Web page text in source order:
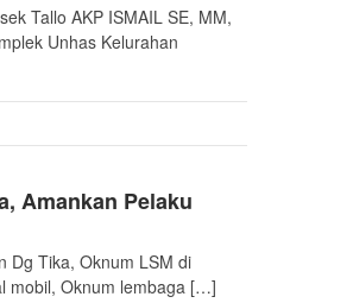
Tallo AKP ISMAIL SE, MM,
Unhas Kelurahan
Amankan Pelaku
Dg Tika, Oknum LSM di
mobil, Oknum lembaga […]